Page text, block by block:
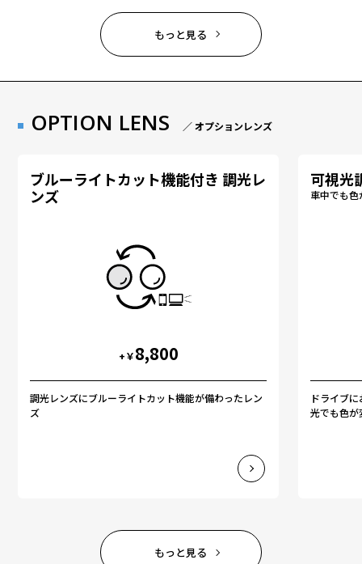
もっと見る
OPTION LENS ／ オプションレンズ
ブルーライトカット機能付き 調光レ
ンズ
+￥8,800
調光レンズにブルーライトカット機能が備わったレン
ズ
可視光
車中でも
ドライブ
光でも色が
もっと見る